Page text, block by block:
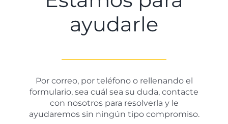
ayudarle
Por correo, por teléfono o rellenando el
formulario, sea cuál sea su duda, contacte
con nosotros para resolverla y le
ayudaremos sin ningún tipo compromiso.